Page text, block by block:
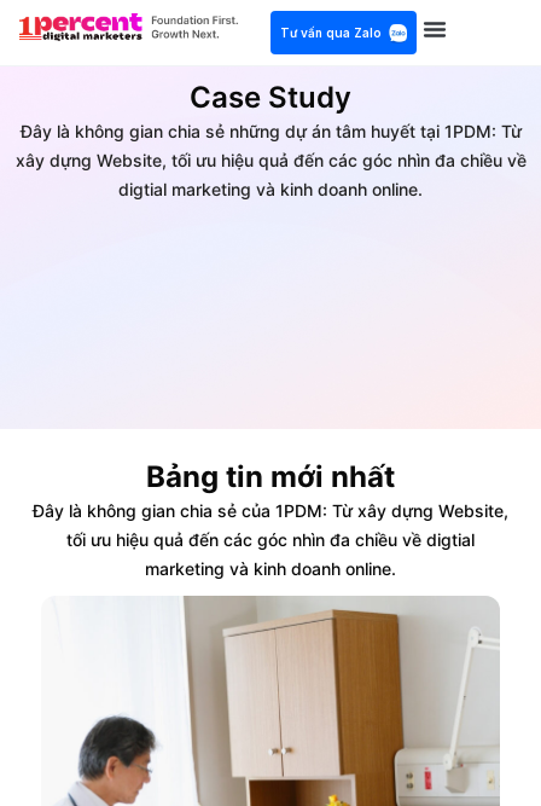
Tư vấn qua Zalo
Case Study
Đây là không gian chia sẻ những dự án tâm huyết tại 1PDM: Từ
xây dựng Website, tối ưu hiệu quả đến các góc nhìn đa chiều về
digtial marketing và kinh doanh online.
Bảng tin mới nhất
Đây là không gian chia sẻ của 1PDM: Từ xây dựng Website,
tối ưu hiệu quả đến các góc nhìn đa chiều về digtial
marketing và kinh doanh online.